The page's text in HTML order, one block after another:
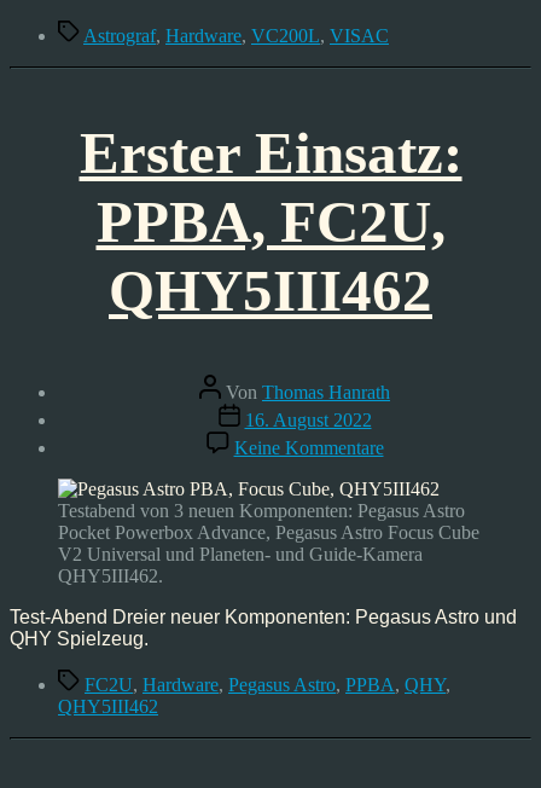
Schlagwörter
Astrograf, Hardware, VC200L, VISAC
Erster Einsatz:
PPBA, FC2U,
QHY5III462
Beitragsautor
Von Thomas Hanrath
Veröffentlichungsdatum
16. August 2022
Keine Kommentarezu
Erster
Einsatz:
PPBA,
FC2U,
QHY5III462
Testabend von 3 neuen Komponenten: Pegasus Astro
Pocket Powerbox Advance, Pegasus Astro Focus Cube
V2 Universal und Planeten- und Guide-Kamera
QHY5III462.
Test-Abend Dreier neuer Komponenten: Pegasus Astro und
QHY Spielzeug.
Schlagwörter
FC2U, Hardware, Pegasus Astro, PPBA, QHY,
QHY5III462